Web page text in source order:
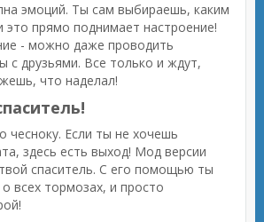
эмоций. Ты сам выбираешь, каким
это прямо поднимает настроение!
- можно даже проводить
с друзьями. Все только и ждут,
что наделал!
чесноку. Если ты не хочешь
здесь есть выход! Мод версии
спаситель. С его помощью ты
всех тормозах, и просто